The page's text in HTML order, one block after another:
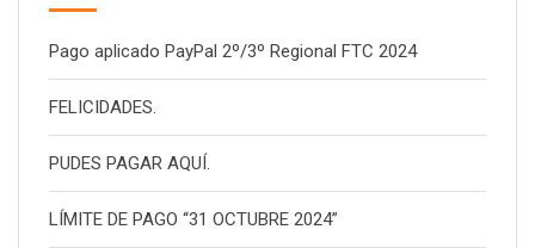
Pago aplicado PayPal 2º/3º Regional FTC 2024
FELICIDADES.
PUDES PAGAR AQUÍ.
LÍMITE DE PAGO “31 OCTUBRE 2024”